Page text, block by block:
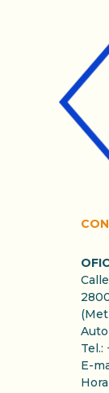
Tel.:
E-